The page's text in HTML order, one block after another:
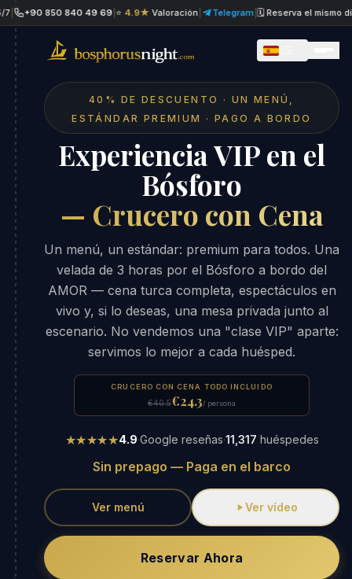
850 840 49 69|⭐ 4.9★ Valoración| Telegram|🗓 Reserva el mismo día|
40% DE DESCUENTO · UN MENÚ,
ESTÁNDAR PREMIUM · PAGO A BORDO
Experiencia VIP en el
Bósforo
— Crucero con Cena
Un menú, un estándar: premium para todos. Una
velada de 3 horas por el Bósforo a bordo del
AMOR — cena turca completa, espectáculos en
vivo y, si lo deseas, una mesa privada junto al
escenario. No vendemos una "clase VIP" aparte:
servimos lo mejor a cada huésped.
CRUCERO CON CENA TODO INCLUIDO
€40.5€24.3/ persona
★★★★★4.9·Google reseñas·11,317 huéspedes
Sin prepago — Paga en el barco
Ver menú Ver vídeo
Reservar Ahora